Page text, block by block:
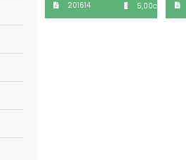
201614 5,00CM